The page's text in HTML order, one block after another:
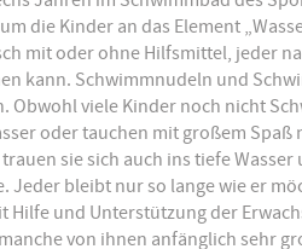
die Kinder an das Element
mit oder ohne Hilfsmittel, jeder
kann. Schwimmnudeln und
Obwohl viele Kinder noch nicht
oder tauchen mit großem Spaß
sie sich auch ins tiefe
Jeder bleibt nur so lange wie er
Hilfe und Unterstützung der
von ihnen anfänglich sehr